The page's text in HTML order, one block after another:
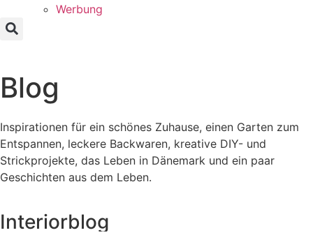
Werbung
Blog
Inspirationen für ein schönes Zuhause, einen Garten zum
Entspannen, leckere Backwaren, kreative DIY- und
Strickprojekte, das Leben in Dänemark und ein paar
Geschichten aus dem Leben.
Interiorblog